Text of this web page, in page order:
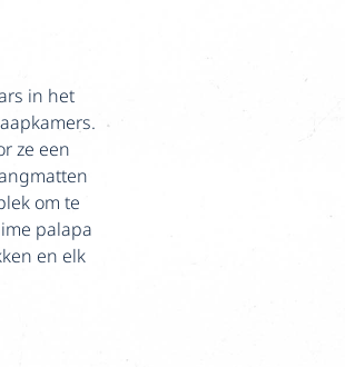
in het
ze een
om te
palapa
en elk